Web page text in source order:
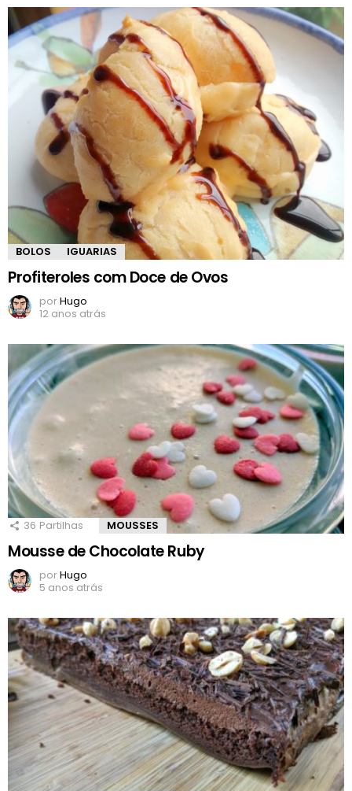
BOLOS IGUARIAS
Profiteroles com Doce de Ovos
porHugo
12 anos atrás
36 Partilhas MOUSSES
Mousse de Chocolate Ruby
porHugo
5 anos atrás